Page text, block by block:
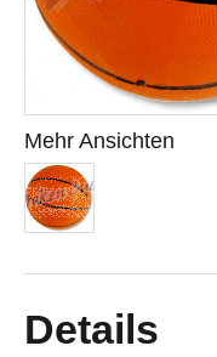
Mehr Ansichten
Details